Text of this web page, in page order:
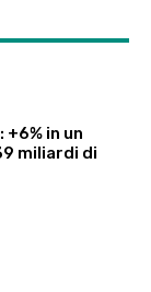
in un
miliardi di